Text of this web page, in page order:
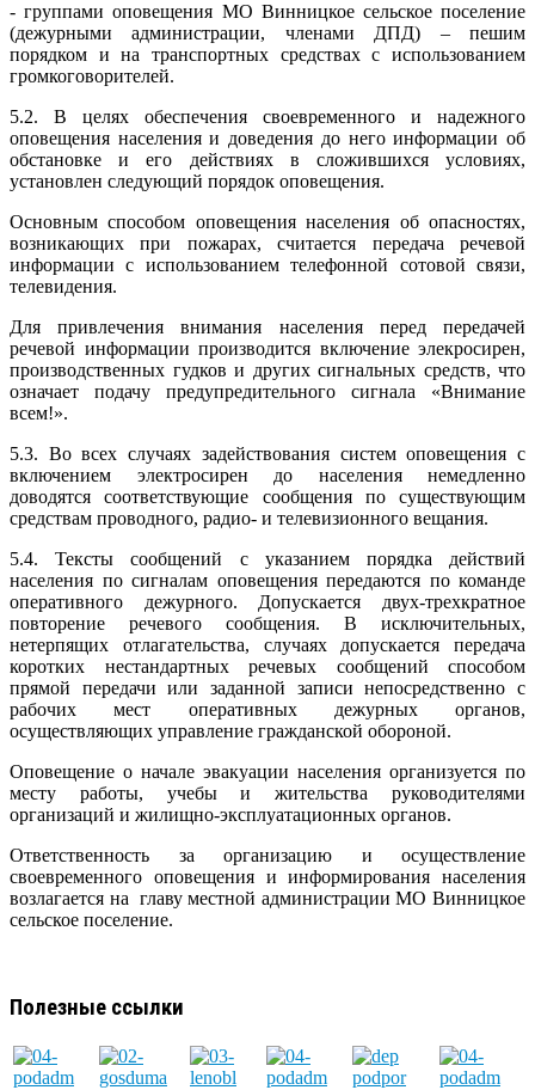
- группами оповещения МО Винницкое сельское поселение
(дежурными администрации, членами ДПД) – пешим
порядком и на транспортных средствах с использованием
громкоговорителей.
5.2. В целях обеспечения своевременного и надежного
оповещения населения и доведения до него информации об
обстановке и его действиях в сложившихся условиях,
установлен следующий порядок оповещения.
Основным способом оповещения населения об опасностях,
возникающих при пожарах, считается передача речевой
информации с использованием телефонной сотовой связи,
телевидения.
Для привлечения внимания населения перед передачей
речевой информации производится включение элекросирен,
производственных гудков и других сигнальных средств, что
означает подачу предупредительного сигнала «Внимание
всем!».
5.3. Во всех случаях задействования систем оповещения с
включением электросирен до населения немедленно
доводятся соответствующие сообщения по существующим
средствам проводного, радио- и телевизионного вещания.
5.4. Тексты сообщений с указанием порядка действий
населения по сигналам оповещения передаются по команде
оперативного дежурного. Допускается двух-трехкратное
повторение речевого сообщения. В исключительных,
нетерпящих отлагательства, случаях допускается передача
коротких нестандартных речевых сообщений способом
прямой передачи или заданной записи непосредственно с
рабочих мест оперативных дежурных органов,
осуществляющих управление гражданской обороной.
Оповещение о начале эвакуации населения организуется по
месту работы, учебы и жительства руководителями
организаций и жилищно-эксплуатационных органов.
Ответственность за организацию и осуществление
своевременного оповещения и информирования населения
возлагается на главу местной администрации МО Винницкое
сельское поселение.
Полезные ссылки